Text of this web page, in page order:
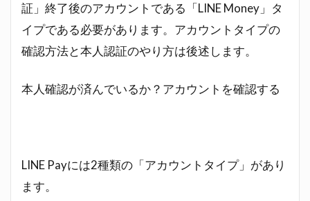
証」終了後のアカウントである「LINE Money」タ
イプである必要があります。アカウントタイプの
確認方法と本人認証のやり方は後述します。
本人確認が済んでいるか？アカウントを確認する
LINE Payには2種類の「アカウントタイプ」があり
ます。